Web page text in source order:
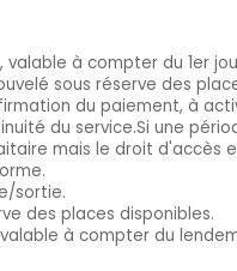
à compter du 1er
sous réserve des
du paiement, à
du service.Si une
mais le droit d'accès
sortie.
des places disponibles.
à compter du